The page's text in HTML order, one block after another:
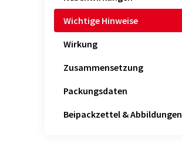
Wichtige Hinweise
Wirkung
Zusammensetzung
Packungsdaten
Beipackzettel & Abbildungen